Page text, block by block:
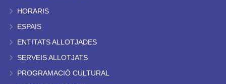
HORARIS
ESPAIS
ENTITATS ALLOTJADES
SERVEIS ALLOTJATS
PROGRAMACIÓ CULTURAL